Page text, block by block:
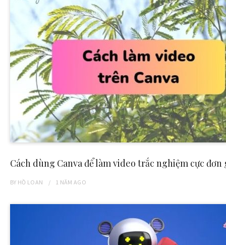
Cách dùng Canva để làm video trắc nghiệm cực đơn
BY HỒ LOAN 1 NĂM AGO